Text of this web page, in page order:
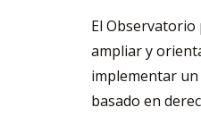
El Observatorio
ampliar y
implementar un
basado en